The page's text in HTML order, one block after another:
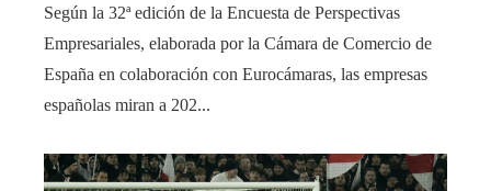
Según la 32ª edición de la Encuesta de Perspectivas
Empresariales, elaborada por la Cámara de Comercio de
España en colaboración con Eurocámaras, las empresas
españolas miran a 202...